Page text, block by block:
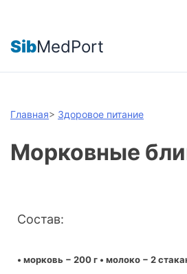
SibMedPort
Главная> Здоровое питание
Морковные
Состав:
• морковь − 200 г • молоко − 2